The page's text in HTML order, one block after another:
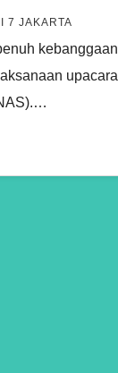
7 JAKARTA
kebanggaan
upacara